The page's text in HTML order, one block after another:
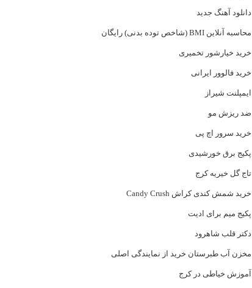
دانلود آهنگ جدید
محاسبه آنلاین BMI (شاخص توده بدنی) رایگان
خرید خیارشور تخمیری
خرید فالوور ایرانی
ایمپلنت شیراز
ضد ریزش مو
خرید سرور اچ پی
پکیج برق خورشیدی
تاج گل خیریه کرج
خرید شمش کندی کراش Candy Crush
پکیج میم برای ادیت
دکتر قلب شاهرود
مخزن آب طبرستان خرید از نمایندگی اصلی
آموزش خیاطی در کرج